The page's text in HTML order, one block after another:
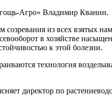
Агро» Владимир Кванин.
из всех взятых
в хозяйстве
к этой болезни.
технология
директор по